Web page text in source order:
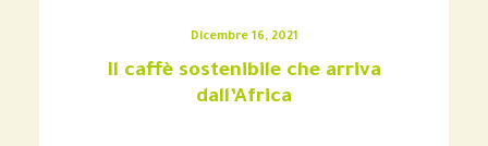
Dicembre 16, 2021
Il caffè sostenibile che arriva
dall’Africa